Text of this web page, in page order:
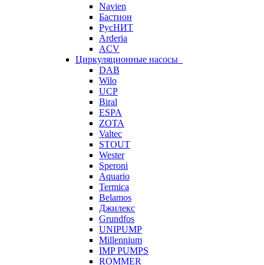
Navien
Бастион
РусНИТ
Arderia
ACV
Циркуляционные насосы
DAB
Wilo
UCP
Biral
ESPA
ZOTA
Valtec
STOUT
Wester
Speroni
Aquario
Termica
Belamos
Джилекс
Grundfos
UNIPUMP
Millennium
IMP PUMPS
ROMMER